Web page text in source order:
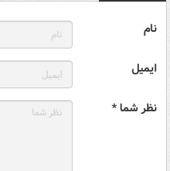
نام
ایمیل
نظر شما *